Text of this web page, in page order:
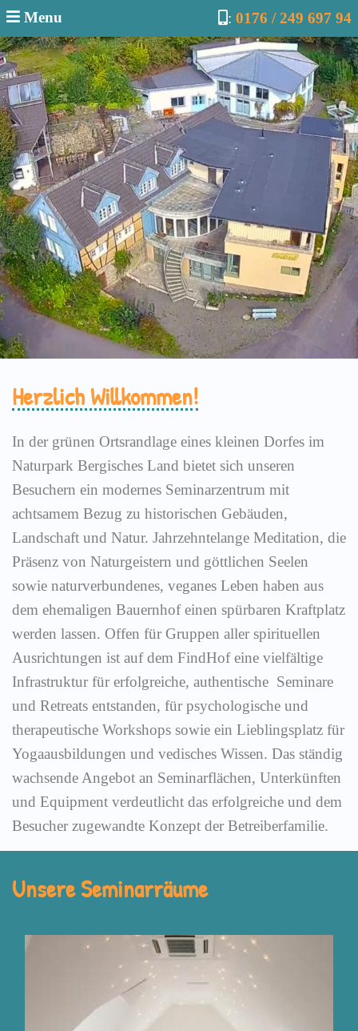
Menu : 0176 / 249 697 94
Herzlich Willkommen!
In der grünen Ortsrandlage eines kleinen Dorfes im
Naturpark Bergisches Land bietet sich unseren
Besuchern ein modernes Seminarzentrum mit
achtsamem Bezug zu historischen Gebäuden,
Landschaft und Natur. Jahrzehntelange Meditation, die
Präsenz von Naturgeistern und göttlichen Seelen
sowie naturverbundenes, veganes Leben haben aus
dem ehemaligen Bauernhof einen spürbaren Kraftplatz
werden lassen. Offen für Gruppen aller spirituellen
Ausrichtungen ist auf dem FindHof eine vielfältige
Infrastruktur für erfolgreiche, authentische Seminare
und Retreats entstanden, für psychologische und
therapeutische Workshops sowie ein Lieblingsplatz für
Yogaausbildungen und vedisches Wissen. Das ständig
wachsende Angebot an Seminarflächen, Unterkünften
und Equipment verdeutlicht das erfolgreiche und dem
Besucher zugewandte Konzept der Betreiberfamilie.
Unsere Seminarräume